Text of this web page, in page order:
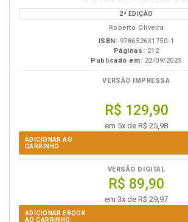
em
eBook
na
B.V.
2ª EDIÇÃO
Roberto Oliveira
ISBN: 978652631750-1
Páginas: 212
Publicado em: 22/09/2025
VERSÃO IMPRESSA
R$ 129,90
em 5x de R$ 25,98
ADICIONAR AO
CARRINHO
VERSÃO DIGITAL
R$ 89,90
em 3x de R$ 29,97
ADICIONAR EBOOK
AO CARRINHO